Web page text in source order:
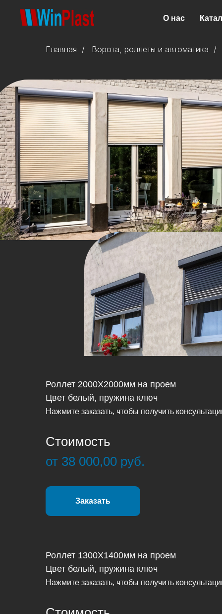
О нас
Главная / Ворота, роллеты и автоматика /
Роллет 2000Х2000мм на проем
Цвет белый, пружина ключ
Нажмите заказать, чтобы получить
Стоимость
от 38 000,00 руб.
Заказать
Роллет 1300Х1400мм на проем
Цвет белый, пружина ключ
Нажмите заказать, чтобы получить